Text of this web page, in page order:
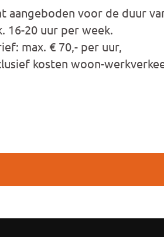
aangeboden voor de duur
16-20 uur per week.
max. € 70,- per uur,
kosten woon-